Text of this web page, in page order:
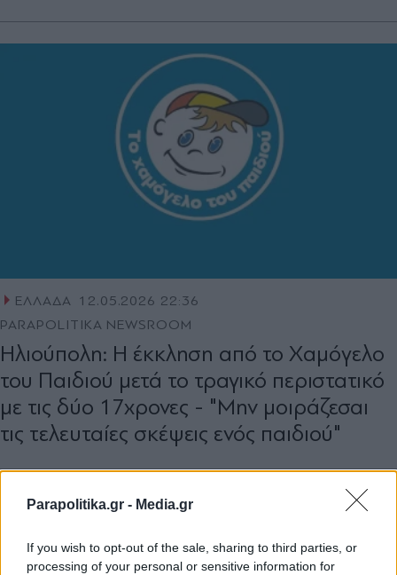
Parapolitika.gr - Media.gr
If you wish to opt-out of the sale, sharing to third parties, or
processing of your personal or sensitive information for
ΕΛΛΑΔΑ 12.05.2026 22:36
PARAPOLITIKA NEWSROOM
Ηλιούπολη: Η έκκληση από το Χαμόγελο
του Παιδιού μετά το τραγικό περιστατικό
με τις δύο 17χρονες - "Μην μοιράζεσαι
τις τελευταίες σκέψεις ενός παιδιού"